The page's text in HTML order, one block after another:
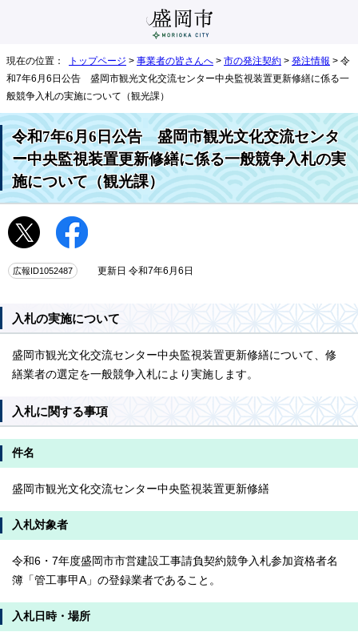
現在の位置： トップページ > 事業者の皆さんへ > 市の発注契約 > 発注情報 > 令
和7年6月6日公告 盛岡市観光文化交流センター中央監視装置更新修繕に係る一
般競争入札の実施について（観光課）
令和7年6月6日公告 盛岡市観光文化交流センタ
ー中央監視装置更新修繕に係る一般競争入札の実
施について（観光課）
広報ID1052487 更新日 令和7年6月6日
入札の実施について
盛岡市観光文化交流センター中央監視装置更新修繕について、修
繕業者の選定を一般競争入札により実施します。
入札に関する事項
件名
盛岡市観光文化交流センター中央監視装置更新修繕
入札対象者
令和6・7年度盛岡市市営建設工事請負契約競争入札参加資格者名
簿「管工事甲A」の登録業者であること。
入札日時・場所